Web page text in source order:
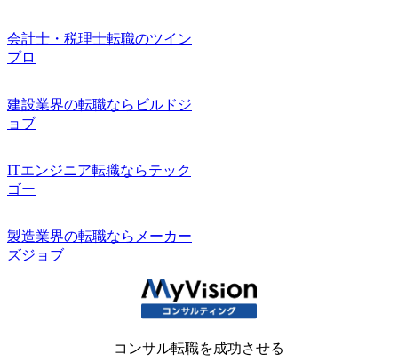
会計士・税理士転職のツイン
プロ
建設業界の転職ならビルドジ
ョブ
ITエンジニア転職ならテック
ゴー
製造業界の転職ならメーカー
ズジョブ
コンサル転職を成功させる